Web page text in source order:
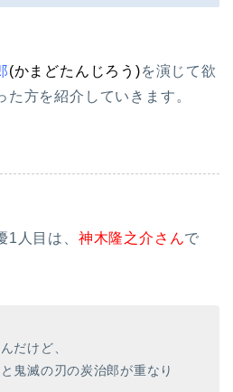
(かまどたんじろう)を演じて欲
た方を紹介していきます。
1人目は、 神木隆之介さんで
だけど、
鬼滅の刃の炭治郎が重なり